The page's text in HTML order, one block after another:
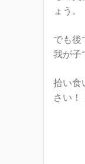
ょう。
でも後
我が子
拾い食
さい！